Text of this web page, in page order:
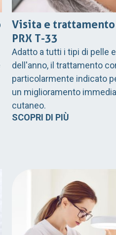
Visita e
PRX T-33
Adatto a tutti i tipi di pelle
dell'anno, il trattamento
particolarmente indicato
un miglioramento
cutaneo.
SCOPRI DI PIÙ